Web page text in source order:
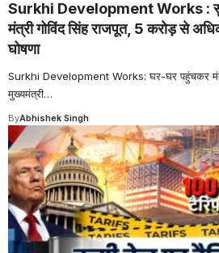
Surkhi Development Works :
मंत्री गोविंद सिंह राजपूत, 5 करोड़ से
घोषणा
Surkhi Development Works: घर-घर पहुंचकर
मुख्यमंत्री…
ByAbhishek Singh